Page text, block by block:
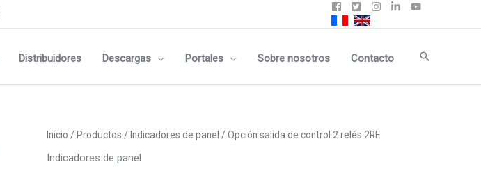
Distribuidores Descargas Portales Sobre nosotros Contacto Buscar
Inicio / Productos / Indicadores de panel / Opción salida de control 2 relés 2RE
Indicadores de panel
Opción
salida